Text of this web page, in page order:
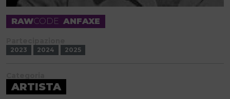
RAWCODE ANFAXE
2023 2024 2025
ARTISTA